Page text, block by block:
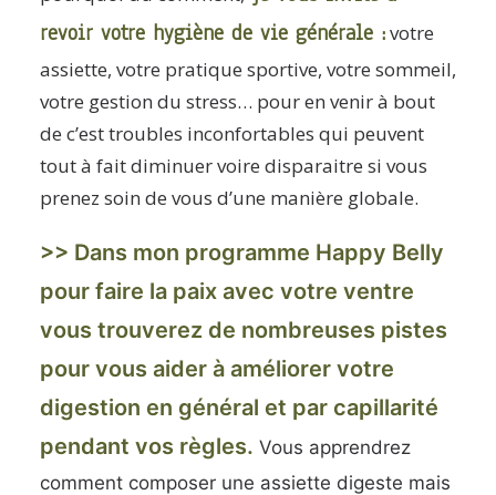
revoir votre hygiène de vie générale :votre
assiette, votre pratique sportive, votre sommeil,
votre gestion du stress… pour en venir à bout
de c’est troubles inconfortables qui peuvent
tout à fait diminuer voire disparaitre si vous
prenez soin de vous d’une manière globale.
>> Dans mon programme Happy Belly
pour faire la paix avec votre ventre
vous trouverez de nombreuses pistes
pour vous aider à améliorer votre
digestion en général et par capillarité
pendant vos règles. Vous apprendrez
comment composer une assiette digeste mais